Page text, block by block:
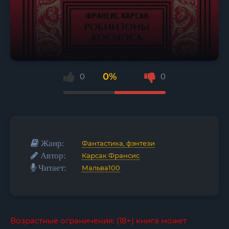
0 0% 0
Жанр: Фантастика, фэнтези
Автор: Карсак Франсис
Читает: Мальва100
Возрастные ограничения: (18+) книга может